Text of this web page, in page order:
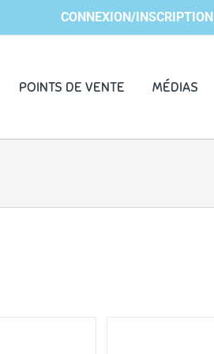
CONNEXION/INSCRIPTION
POINTS DE VENTE MÉDIAS